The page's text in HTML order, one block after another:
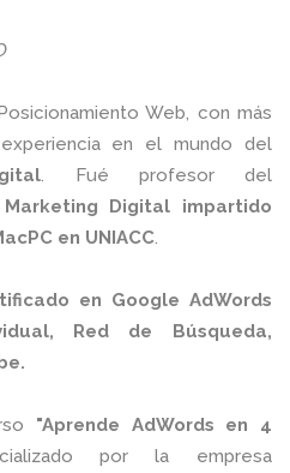
Web, con más
en el mundo del
. Fué profesor del
Digital impartido
en UNIACC.
en Google AdWords
Red de Búsqueda,
"Aprende AdWords en 4
por la empresa